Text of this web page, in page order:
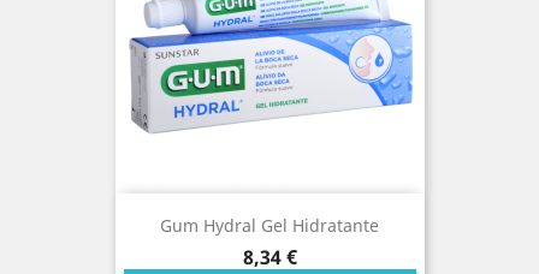
Gum Hydral Gel Hidratante
Precio
8,34 €